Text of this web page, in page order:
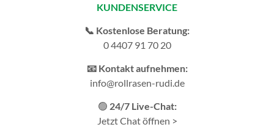
KUNDENSERVICE
📞 Kostenlose Beratung:
0 4407 91 70 20
📧 Kontakt aufnehmen:
info@rollrasen-rudi.de
🟢 24/7 Live-Chat:
Jetzt Chat öffnen >